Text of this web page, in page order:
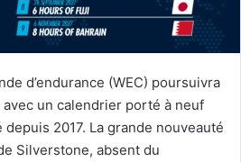
d’endurance (WEC) poursuivra
un calendrier porté à neuf
2017. La grande nouveauté
Silverstone, absent du